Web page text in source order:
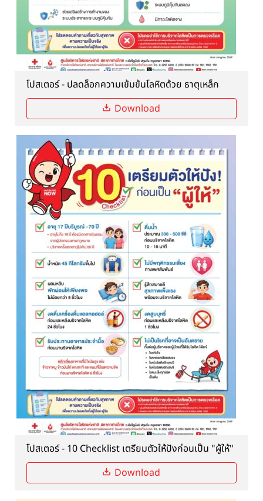
โปสเตอร์ - ปลดล็อกความเข้มข้นโลหิตด้วย ธาตุเหล็ก
Download
โปสเตอร์ - 10 Checklist เตรียมตัวให้ปังก่อนเป็น "ผู้ให้"
Download